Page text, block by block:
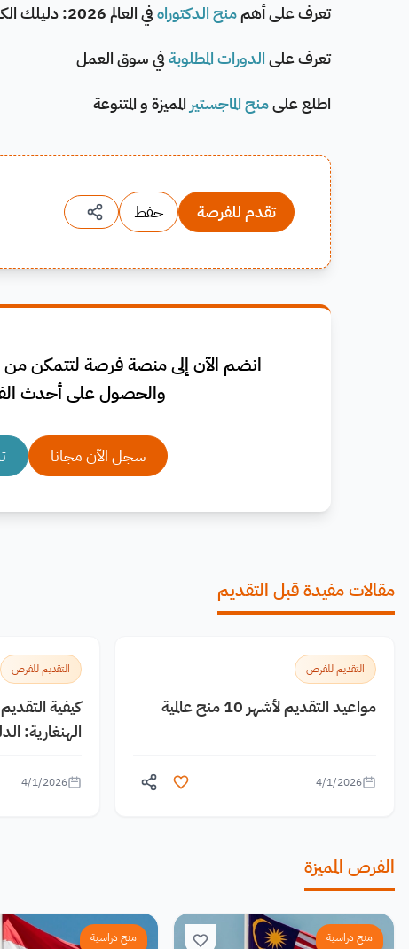
تعرف على أهممنح الدكتوراهفي العالم 2026: دليلك الكامل للتمويل الأكاديمي
تعرف علىالدورات المطلوبةفي سوق العمل
اطلع علىمنح الماجستير المميزة و المتنوعة
تقدم للفرصة حفظ
انضم الآن إلى منصة فرصة لتتمكن من
والحصول على أحدث
سجل الآن مجانا
مقالات مفيدة قبل التقديم
التقديم للفرص
مواعيد التقديم لأشهر 10 منح عالمية
4/1/2026
التقديم للفرص
كيفية
الهنغارية:
4/1/2026
الفرص المميزة
منح دراسية منح دراسية